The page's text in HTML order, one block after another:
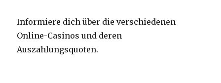
Informiere dich über die verschiedenen
Online-Casinos und deren
Auszahlungsquoten.